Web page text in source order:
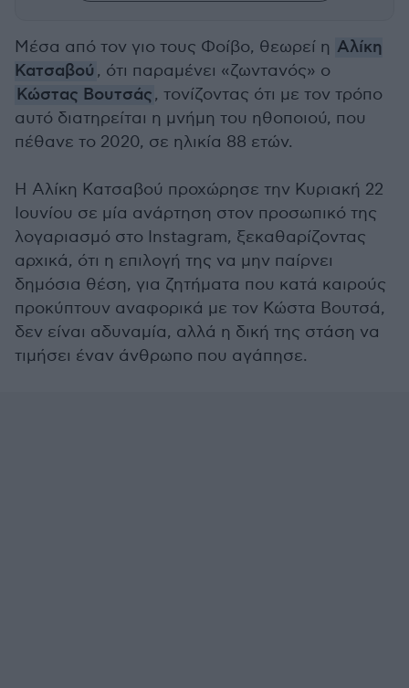
Μέσα από τον γιο τους Φοίβο, θεωρεί η Αλίκη
Κατσαβού , ότι παραμένει «ζωντανός» ο
Κώστας Βουτσάς, τονίζοντας ότι με τον τρόπο
αυτό διατηρείται η μνήμη του ηθοποιού, που
πέθανε το 2020, σε ηλικία 88 ετών.
Η Αλίκη Κατσαβού προχώρησε την Κυριακή 22
Ιουνίου σε μία ανάρτηση στον προσωπικό της
λογαριασμό στο Instagram, ξεκαθαρίζοντας
αρχικά, ότι η επιλογή της να μην παίρνει
δημόσια θέση, για ζητήματα που κατά καιρούς
προκύπτουν αναφορικά με τον Κώστα Βουτσά,
δεν είναι αδυναμία, αλλά η δική της στάση να
τιμήσει έναν άνθρωπο που αγάπησε.